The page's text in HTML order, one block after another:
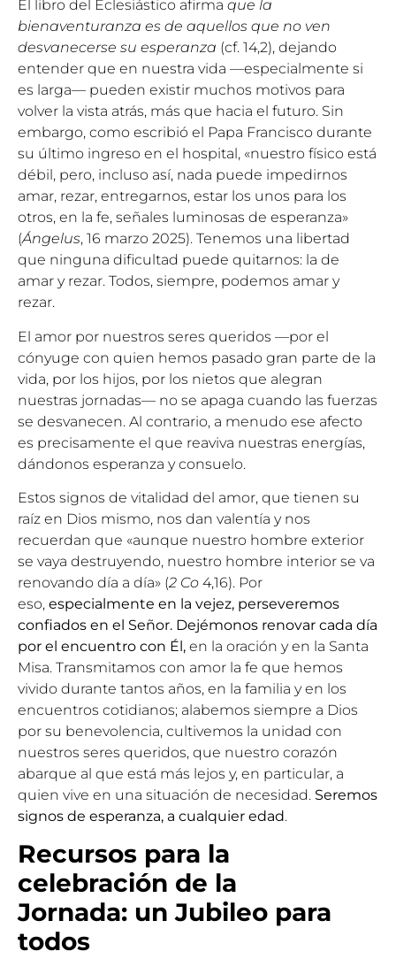
El libro del Eclesiástico afirma que la
bienaventuranza es de aquellos que no ven
desvanecerse su esperanza (cf. 14,2), dejando
entender que en nuestra vida —especialmente si
es larga— pueden existir muchos motivos para
volver la vista atrás, más que hacia el futuro. Sin
embargo, como escribió el Papa Francisco durante
su último ingreso en el hospital, «nuestro físico está
débil, pero, incluso así, nada puede impedirnos
amar, rezar, entregarnos, estar los unos para los
otros, en la fe, señales luminosas de esperanza»
(Ángelus, 16 marzo 2025). Tenemos una libertad
que ninguna dificultad puede quitarnos: la de
amar y rezar. Todos, siempre, podemos amar y
rezar.
El amor por nuestros seres queridos —por el
cónyuge con quien hemos pasado gran parte de la
vida, por los hijos, por los nietos que alegran
nuestras jornadas— no se apaga cuando las fuerzas
se desvanecen. Al contrario, a menudo ese afecto
es precisamente el que reaviva nuestras energías,
dándonos esperanza y consuelo.
Estos signos de vitalidad del amor, que tienen su
raíz en Dios mismo, nos dan valentía y nos
recuerdan que «aunque nuestro hombre exterior
se vaya destruyendo, nuestro hombre interior se va
renovando día a día» (2 Co 4,16). Por
eso, especialmente en la vejez, perseveremos
confiados en el Señor. Dejémonos renovar cada día
por el encuentro con Él, en la oración y en la Santa
Misa. Transmitamos con amor la fe que hemos
vivido durante tantos años, en la familia y en los
encuentros cotidianos; alabemos siempre a Dios
por su benevolencia, cultivemos la unidad con
nuestros seres queridos, que nuestro corazón
abarque al que está más lejos y, en particular, a
quien vive en una situación de necesidad. Seremos
signos de esperanza, a cualquier edad.
Recursos para la
celebración de la
Jornada: un Jubileo para
todos